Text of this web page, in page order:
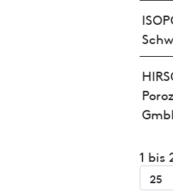
1 bis